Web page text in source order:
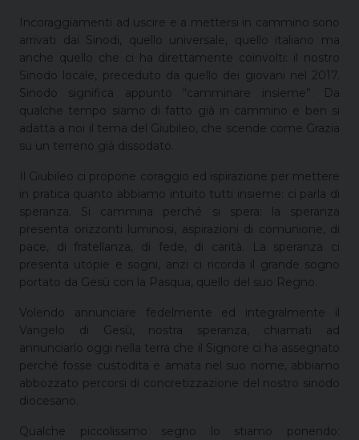
Incoraggiamenti ad uscire e a mettersi in cammino sono
arrivati dai Sinodi, quello universale, quello italiano ma
anche quello che ci ha direttamente coinvolti: il nostro
Sinodo locale, preceduto da quello dei giovani nel 2017.
Sinodo significa appunto “camminare insieme”. Da
qualche tempo siamo di fatto già in cammino e ben si
adatta a noi il tema del Giubileo, che scende come Grazia
su un terreno già dissodato.
Il Giubileo ci propone coraggio ed ispirazione per mettere
in pratica quanto abbiamo intuito tutti insieme: ci parla di
speranza. Si cammina perché si spera: la speranza
presenta orizzonti luminosi, aspirazioni di comunione, di
pace, di fratellanza, di fede, di carità. La speranza ci
presenta utopie e sogni, anzi ci ricorda il grande sogno
portato da Gesù con la Pasqua, quello del suo Regno.
Volendo annunciare fedelmente ed integralmente il
Vangelo di Gesù, nostra speranza, chiamati ad
annunciarlo oggi nella terra che il Signore ci ha assegnato
perché fosse custodita e amata nel suo nome, abbiamo
abbozzato percorsi di concretizzazione del nostro sinodo
diocesano.
Qualche piccolissimo segno lo stiamo ponendo: